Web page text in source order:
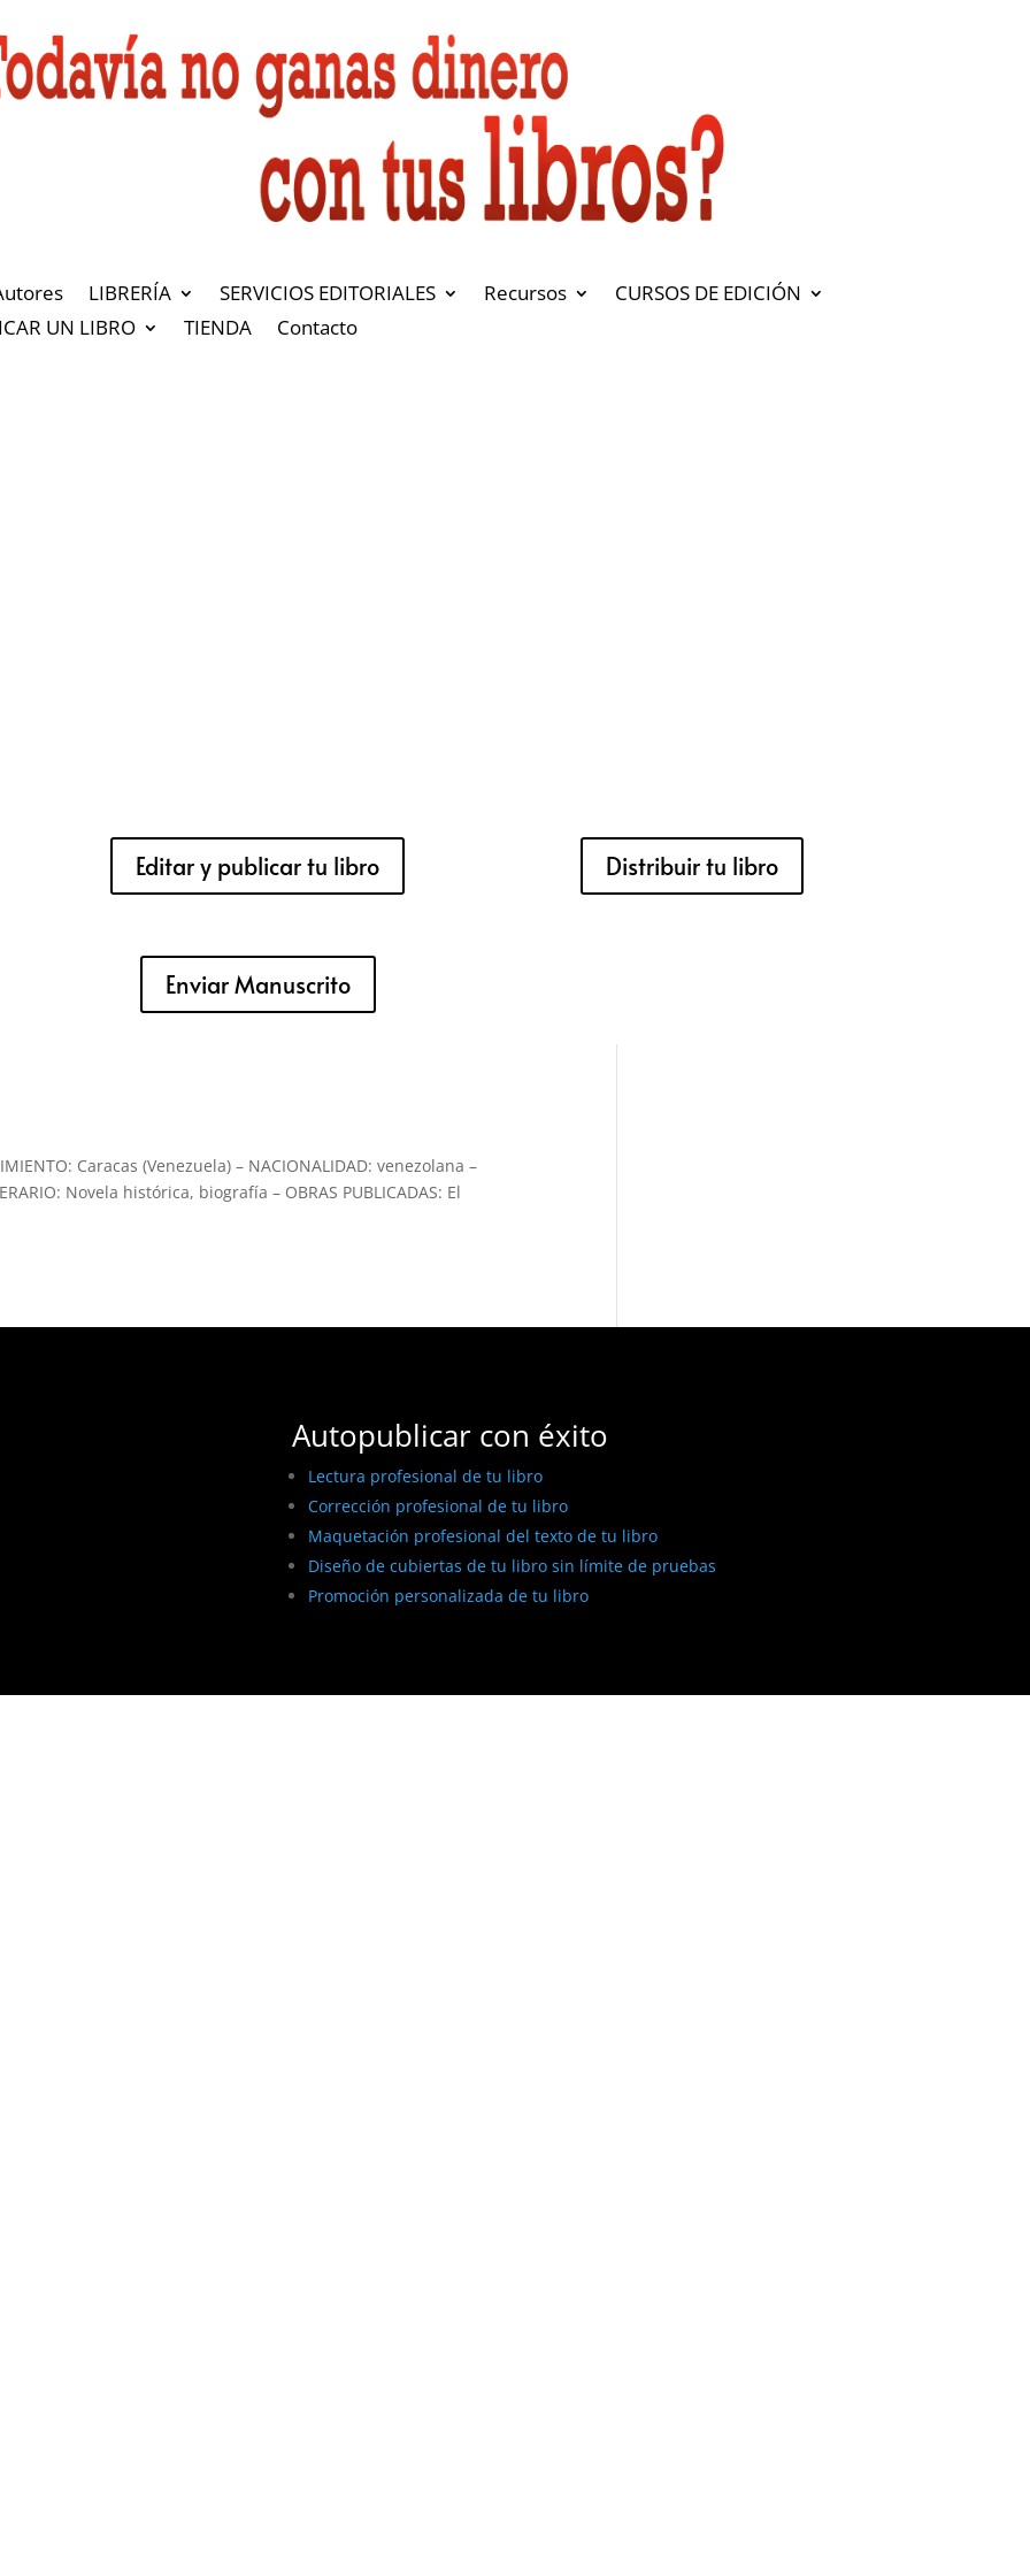
LIBRERÍA SERVICIOS EDITORIALES Recursos
CURSOS DE EDICIÓN
UN LIBRO TIENDA Contacto
Editar y publicar tu libro Distribuir tu libro
Enviar Manuscrito
Caracas (Venezuela) – NACIONALIDAD: venezolana –
Novela histórica, biografía – OBRAS PUBLICADAS: El
Autopublicar con éxito
Lectura profesional de tu libro
Corrección profesional de tu libro
Maquetación profesional del texto de tu libro
Diseño de cubiertas de tu libro sin límite de pruebas
Promoción personalizada de tu libro